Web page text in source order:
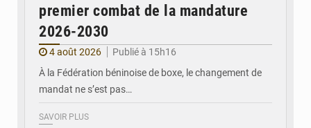
premier combat de la mandature
2026-2030
4 août 2026
Publié à 15h16
À la Fédération béninoise de boxe, le changement de
mandat ne s’est pas…
SAVOIR PLUS